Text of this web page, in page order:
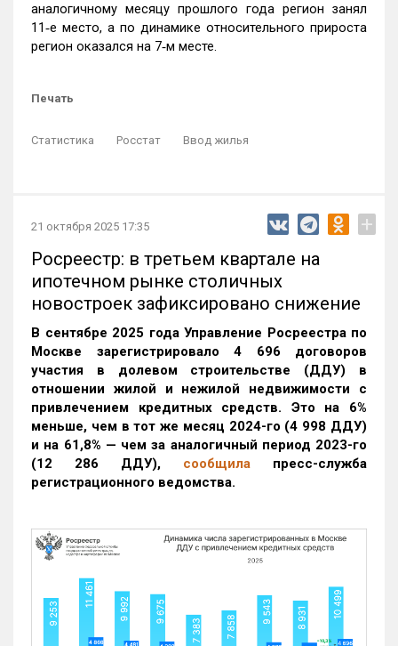
аналогичному месяцу прошлого года регион занял
11‑е место, а по динамике относительного прироста
регион оказался на 7‑м месте.
Печать
Статистика Росстат Ввод жилья
21 октября 2025 17:35 +
Росреестр: в третьем квартале на
ипотечном рынке столичных
новостроек зафиксировано снижение
В сентябре 2025 года Управление Росреестра по
Москве зарегистрировало 4 696 договоров
участия в долевом строительстве (ДДУ) в
отношении жилой и нежилой недвижимости с
привлечением кредитных средств. Это на 6%
меньше, чем в тот же месяц 2024-го (4 998 ДДУ)
и на 61,8% — чем за аналогичный период 2023-го
(12 286 ДДУ), сообщила пресс-служба
регистрационного ведомства.